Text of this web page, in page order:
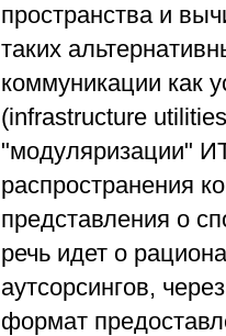
пространства и
таких
коммуникации как
(infrastructure
"модуляризации"
распространения
представления о
речь идет о
аутсорсингов,
формат